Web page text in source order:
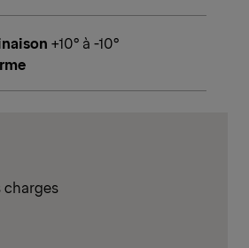
+10° à -10°
charges